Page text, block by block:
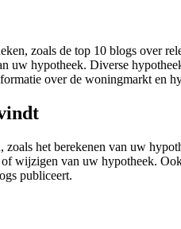
zoals de top 10 blogs over
uw hypotheek. Diverse
over de woningmarkt en
het berekenen van uw
wijzigen van uw hypotheek.
publiceert.